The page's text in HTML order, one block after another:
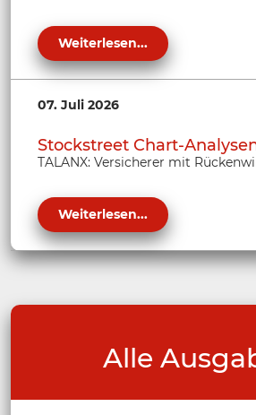
Weiterlesen...
07. Juli 2026
Stockstreet Chart-
TALANX: Versicherer mit
Weiterlesen...
Alle